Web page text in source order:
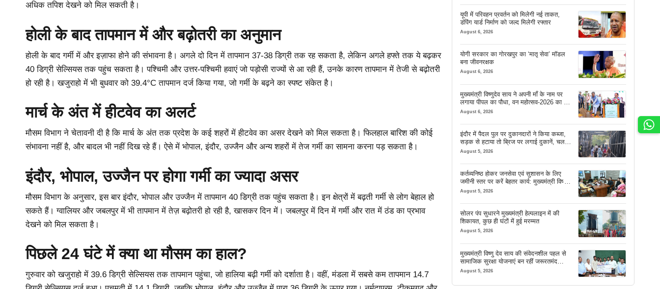
अधिक तपिश देखने को मिल सकती है।
होली के बाद तापमान में और बढ़ोतरी का अनुमान
होली के बाद गर्मी में और इज़ाफा होने की संभावना है। अगले दो दिन में तापमान 37-38 डिग्री तक रह सकता है, लेकिन अगले हफ्ते तक ये बढ़कर
40 डिग्री सेल्सियस तक पहुंच सकता है। पश्चिमी और उत्तर-पश्चिमी हवाएं जो पड़ोसी राज्यों से आ रही हैं, उनके कारण तापमान में तेजी से बढ़ोतरी
हो रही है। खजुराहो में भी बुधवार को 39.4°C तापमान दर्ज किया गया, जो गर्मी के बढ़ने का स्पष्ट संकेत है।
मार्च के अंत में हीटवेव का अलर्ट
मौसम विभाग ने चेतावनी दी है कि मार्च के अंत तक प्रदेश के कई शहरों में हीटवेव का असर देखने को मिल सकता है। फिलहाल बारिश की कोई
संभावना नहीं है, और बादल भी नहीं दिख रहे हैं। ऐसे में भोपाल, इंदौर, उज्जैन और अन्य शहरों में तेज गर्मी का सामना करना पड़ सकता है।
इंदौर, भोपाल, उज्जैन पर होगागर्मी काज्यादा असर
मौसम विभाग के अनुसार, इस बार इंदौर, भोपाल और उज्जैन में तापमान 40 डिग्री तक पहुंच सकता है। इन क्षेत्रों में बढ़ती गर्मी से लोग बेहाल हो
सकते हैं। ग्वालियर और जबलपुर में भी तापमान में तेज़ बढ़ोतरी हो रही है, खासकर दिन में। जबलपुर में दिन में गर्मी और रात में ठंड का प्रभाव
देखने को मिल सकता है।
पिछले 24 घंटे में क्या था मौसम का हाल?
गुरुवार को खजुराहो में 39.6 डिग्री सेल्सियस तक तापमान पहुंचा, जो हालिया बढ़ी गर्मी को दर्शाता है। वहीं, मंडला में सबसे कम तापमान 14.7
यूपी में परिवहन प्रवर्तन को मिलेगी नई ताकत,
डंपिंग यार्ड निर्माण को जल्द मिलेगी रफ्तार
August 6, 2026
योगी सरकार का गोरखपुर का ‘मातृ सेवा’ मॉडल
बना जीवनरक्षक
August 6, 2026
मुख्यमंत्री विष्णुदेव साय ने अपनी माँ के नाम पर
लगाया पीपल का पौधा, वन महोत्सव-2026 का हुआ
शुभारंभ
August 6, 2026
इंदौर में पैदल पुल पर दुकानदारों ने किया कब्जा,
सड़क से हटाया तो ब्रिज पर लगाई दुकानें, चलने
की जगह भी नहीं मिल रही
August 5, 2026
कर्तव्यनिष्ठ होकर जनसेवा एवं सुशासन के लिए
जमीनी स्तर पर करें बेहतर कार्य: मुख्यमंत्री विष्णु
देव साय
August 5, 2026
सोलर पंप सुधारने मुख्यमंत्री हेल्पलाइन में की
शिकायत, कुछ ही घंटों में हुई मरम्मत
August 5, 2026
मुख्यमंत्री विष्णु देव साय की संवेदनशील पहल से
सामाजिक सुरक्षा योजनाएं बन रहीं जरूरतमंद
परिवारों का मजबूत सहारा
August 5, 2026